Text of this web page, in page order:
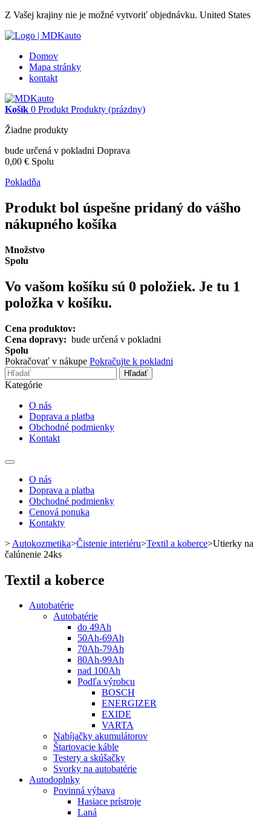
Z Vašej krajiny nie je možné vytvoriť objednávku. United States
Domov
Mapa stránky
kontakt
Košík 0 Produkt Produkty (prázdny)
Žiadne produkty
bude určená v pokladni Doprava
0,00 € Spolu
Pokladňa
Produkt bol úspešne pridaný do vášho
nákupného košíka
Množstvo
Spolu
Vo vašom košíku sú 0 položiek. Je tu 1
položka v košíku.
Cena produktov:
Cena dopravy: bude určená v pokladni
Spolu
Pokračovať v nákupe Pokračujte k pokladni
Hľadať
Kategórie
O nás
Doprava a platba
Obchodné podmienky
Kontakt
Toggle
navigationO nás
Doprava a platba
Obchodné podmienky
Cenová ponuka
Kontakty
> Autokozmetika>Čistenie interiéru>Textil a koberce>Utierky na
čalúnenie 24ks
Textil a koberce
Autobatérie
Autobatérie
do 49Ah
50Ah-69Ah
70Ah-79Ah
80Ah-99Ah
nad 100Ah
Podľa výrobcu
BOSCH
ENERGIZER
EXIDE
VARTA
Nabíjačky akumulátorov
Štartovacie káble
Testery a skúšačky
Svorky na autobatérie
Autodoplnky
Povinná výbava
Hasiace prístroje
Laná